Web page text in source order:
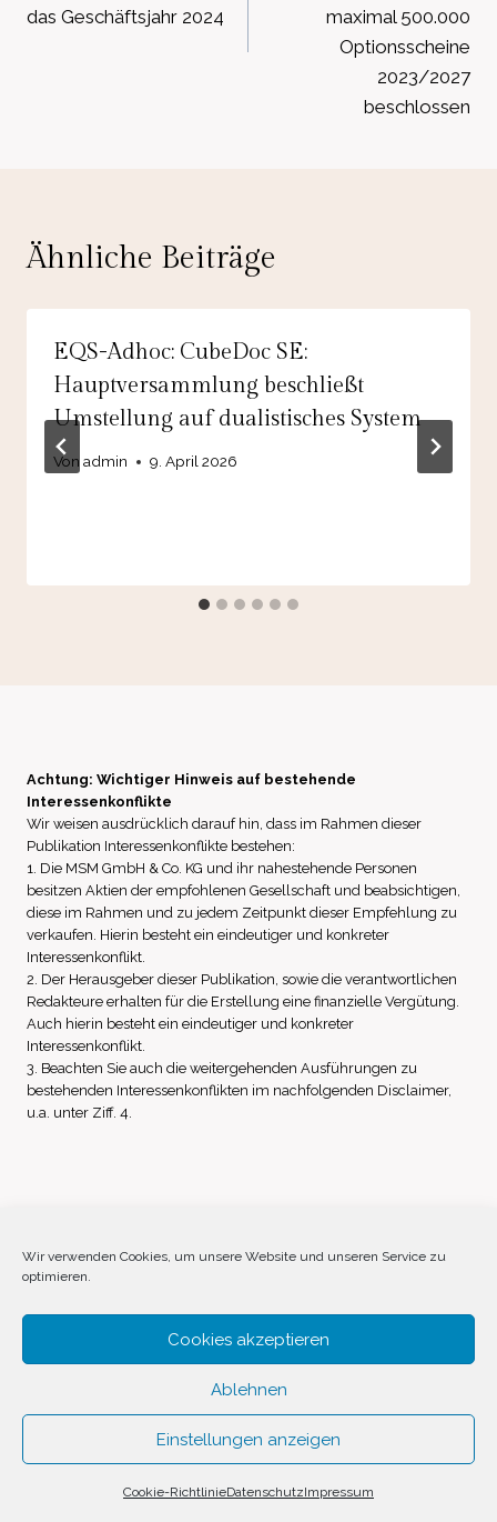
Wir verwenden Cookies, um unsere Website und unseren Service zu
optimieren.
Cookies akzeptieren
Ablehnen
Einstellungen anzeigen
Cookie-RichtlinieDatenschutzImpressum
das Geschäftsjahr 2024
maximal 500.000
Optionsscheine
2023/2027
beschlossen
Ähnliche Beiträge
EQS-Adhoc: CubeDoc SE:
Hauptversammlung beschließt
Umstellung auf dualistisches System
Von admin 9. April 2026
Achtung: Wichtiger Hinweis auf bestehende
Interessenkonflikte
Wir weisen ausdrücklich darauf hin, dass im Rahmen dieser
Publikation Interessenkonflikte bestehen:
1. Die MSM GmbH & Co. KG und ihr nahestehende Personen
besitzen Aktien der empfohlenen Gesellschaft und beabsichtigen,
diese im Rahmen und zu jedem Zeitpunkt dieser Empfehlung zu
verkaufen. Hierin besteht ein eindeutiger und konkreter
Interessenkonflikt.
2. Der Herausgeber dieser Publikation, sowie die verantwortlichen
Redakteure erhalten für die Erstellung eine finanzielle Vergütung.
Auch hierin besteht ein eindeutiger und konkreter
Interessenkonflikt.
3. Beachten Sie auch die weitergehenden Ausführungen zu
bestehenden Interessenkonflikten im nachfolgenden Disclaimer,
u.a. unter Ziff. 4.
Impressum Datenschutz
Disclaimer
© 2026 Invest Inside by